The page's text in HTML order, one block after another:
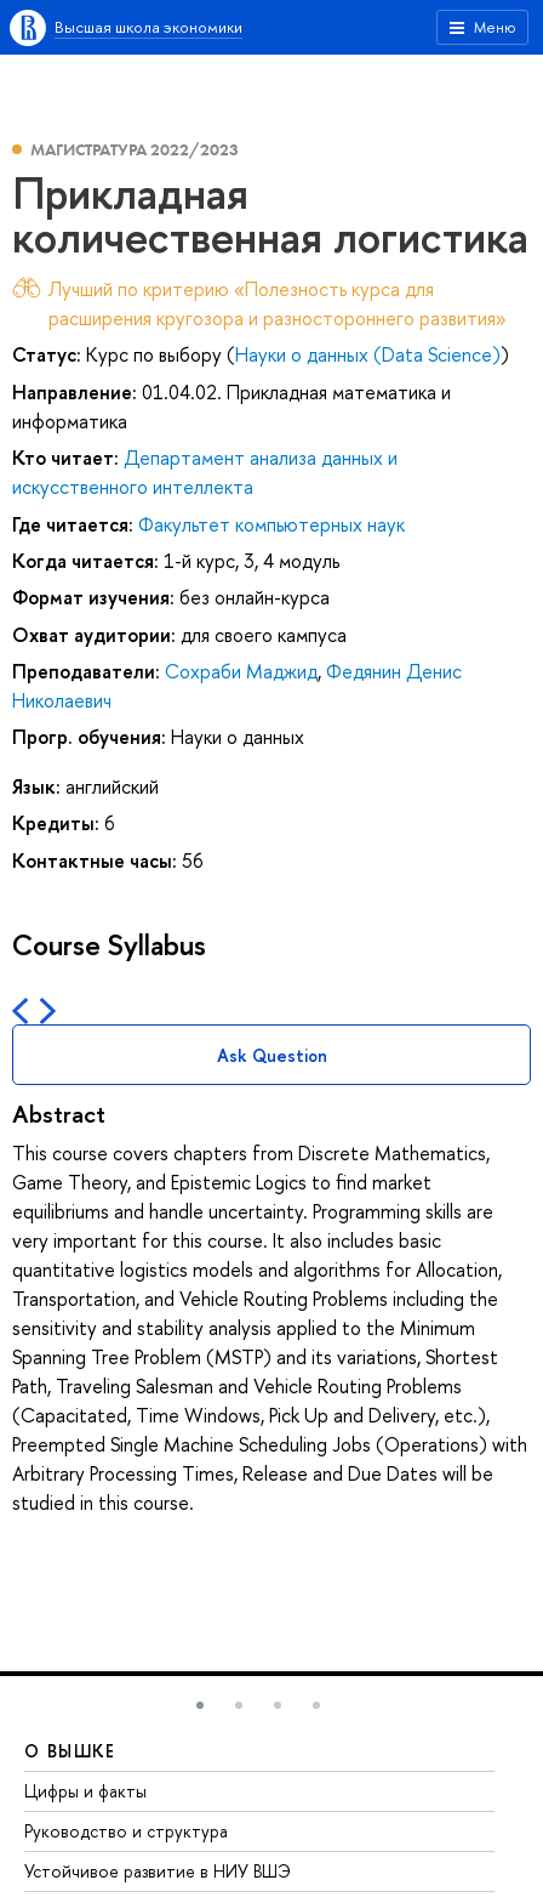
Меню
Высшая школа экономики
МАГИСТРАТУРА 2022/2023
Прикладная
количественная логистика
Лучший по критерию «Полезность курса для
расширения кругозора и разностороннего развития»
Статус: Курс по выбору (Науки о данных (Data Science))
Направление: 01.04.02. Прикладная математика и
информатика
Кто читает: Департамент анализа данных и
искусственного интеллекта
Где читается: Факультет компьютерных наук
Когда читается: 1-й курс, 3, 4 модуль
Формат изучения: без онлайн-курса
Охват аудитории: для своего кампуса
Преподаватели: Сохраби Маджид,Федянин Денис
Николаевич
Прогр. обучения: Науки о данных
Язык: английский
Кредиты: 6
Контактные часы: 56
Course Syllabus
Ask Question
Abstract
This course covers chapters from Discrete Mathematics,
Game Theory, and Epistemic Logics to find market
equilibriums and handle uncertainty. Programming skills are
very important for this course. It also includes basic
quantitative logistics models and algorithms for Allocation,
Transportation, and Vehicle Routing Problems including the
sensitivity and stability analysis applied to the Minimum
Spanning Tree Problem (MSTP) and its variations, Shortest
Path, Traveling Salesman and Vehicle Routing Problems
(Capacitated, Time Windows, Pick Up and Delivery, etc.),
Preempted Single Machine Scheduling Jobs (Operations) with
Arbitrary Processing Times, Release and Due Dates will be
studied in this course.
О ВЫШКЕ
Цифры и факты
Руководство и структура
Устойчивое развитие в НИУ ВШЭ